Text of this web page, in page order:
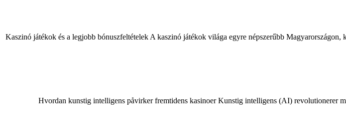
Kaszinó játékok és a legjobb bónuszfeltételek A kaszinó játékok világa egyre népszerűbb
Hvordan kunstig intelligens påvirker fremtidens kasinoer Kunstig intelligens (AI) revolutionerer